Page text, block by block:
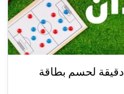
ديربي الشمال 90 دقيقة لحسم بطاقة